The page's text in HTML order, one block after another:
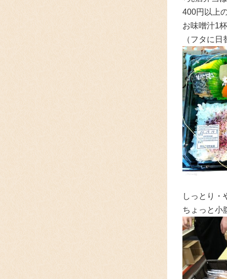
400円以上
お味噌汁1
（フタに
しっとり・
ちょっと小